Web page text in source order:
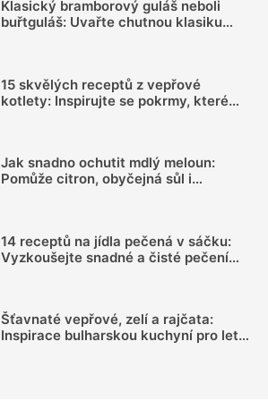
Klasický bramborový guláš neboli
buřtguláš: Uvařte chutnou klasiku
15 skvělých receptů z vepřové
kotlety: Inspirujte se pokrmy, které
Jak snadno ochutit mdlý meloun:
Pomůže citron, obyčejná sůl i
14 receptů na jídla pečená v sáčku:
Vyzkoušejte snadné a čisté pečení
Šťavnaté vepřové, zelí a rajčata:
Inspirace bulharskou kuchyní pro letní